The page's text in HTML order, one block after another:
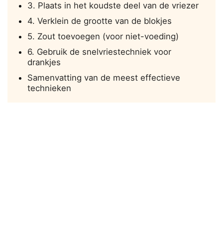
3. Plaats in het koudste deel van de vriezer
4. Verklein de grootte van de blokjes
5. Zout toevoegen (voor niet-voeding)
6. Gebruik de snelvriestechniek voor
drankjes
Samenvatting van de meest effectieve
technieken